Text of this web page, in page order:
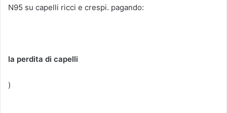
N95 su capelli ricci e crespi. pagando:
la perdita di capelli
)